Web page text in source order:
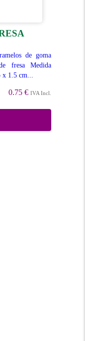
de goma
fresa Medida
x 1.5 cm...
0.75 € IVA Incl.